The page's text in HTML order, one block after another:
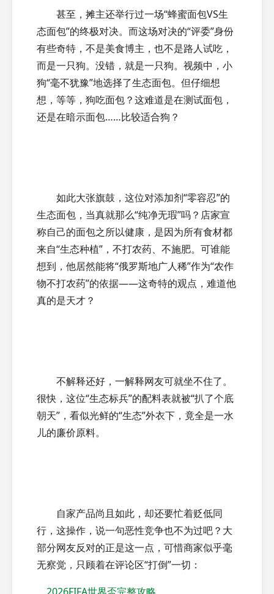
甚至，摊主还举行过一场“蜂蜜面包VS生
态面包”的终极对决。而这场对决的“评委”身份
有些奇特，不是美食博主，也不是路人试吃，
而是一只狗。没错，就是一只狗。视频中，小
狗“毫不犹豫”地选择了生态面包。但仔细想
想，等等，狗吃面包？这难道是在测试面包，
还是在暗示面包……比较适合狗？
如此大张旗鼓，这位对添加剂“零容忍”的
生态面包，当真就那么“纯净无瑕”吗？店家宣
称自己的面包之所以健康，是因为所有食材都
来自“生态种植”，不打农药、不施肥。可谁能
想到，他居然能将“俄罗斯地广人稀”作为“农作
物不打农药”的依据——这奇特的观点，难道他
真的是天才？
不解释还好，一解释网友可就坐不住了。
很快，这位“生态标兵”的配料表就被“扒了个底
朝天”，看似光鲜的“生态”外衣下，竟全是一水
儿的廉价原料。
自家产品尚且如此，却还要忙着贬低同
行，这操作，说一句恶性竞争也不为过吧？大
部分网友反对的正是这一点，可惜商家似乎毫
无察觉，只顾着在评论区“打倒”一切：